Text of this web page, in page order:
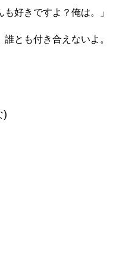
好きですよ？俺は。」
とも付き合えないよ。
)